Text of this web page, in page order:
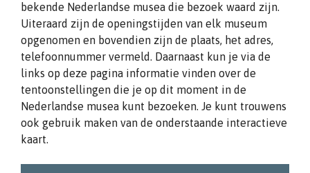
bekende Nederlandse musea die bezoek waard zijn.
Uiteraard zijn de openingstijden van elk museum
opgenomen en bovendien zijn de plaats, het adres,
telefoonnummer vermeld. Daarnaast kun je via de
links op deze pagina informatie vinden over de
tentoonstellingen die je op dit moment in de
Nederlandse musea kunt bezoeken. Je kunt trouwens
ook gebruik maken van de onderstaande interactieve
kaart.